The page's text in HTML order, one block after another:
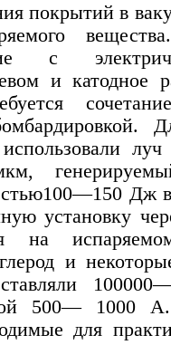
покрытий в
с
и катодное
Дж
установку
на
и
500— 1000
для